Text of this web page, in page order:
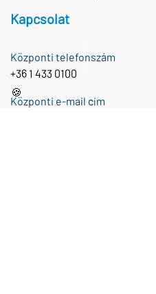
Kapcsolat
Központi telefonszám
+36 1 433 0100
Központi e-mail cím
🍪